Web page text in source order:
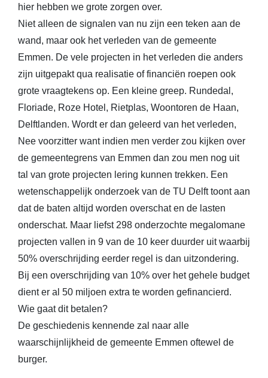
hier hebben we grote zorgen over.
Niet alleen de signalen van nu zijn een teken aan de
wand, maar ook het verleden van de gemeente
Emmen. De vele projecten in het verleden die anders
zijn uitgepakt qua realisatie of financiën roepen ook
grote vraagtekens op. Een kleine greep. Rundedal,
Floriade, Roze Hotel, Rietplas, Woontoren de Haan,
Delftlanden. Wordt er dan geleerd van het verleden,
Nee voorzitter want indien men verder zou kijken over
de gemeentegrens van Emmen dan zou men nog uit
tal van grote projecten lering kunnen trekken. Een
wetenschappelijk onderzoek van de TU Delft toont aan
dat de baten altijd worden overschat en de lasten
onderschat. Maar liefst 298 onderzochte megalomane
projecten vallen in 9 van de 10 keer duurder uit waarbij
50% overschrijding eerder regel is dan uitzondering.
Bij een overschrijding van 10% over het gehele budget
dient er al 50 miljoen extra te worden gefinancierd.
Wie gaat dit betalen?
De geschiedenis kennende zal naar alle
waarschijnlijkheid de gemeente Emmen oftewel de
burger.